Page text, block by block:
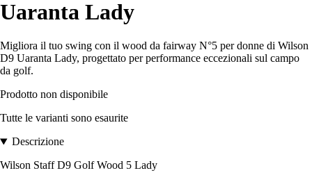
Uaranta Lady
Migliora il tuo swing con il wood da fairway N°5 per donne di Wilson
D9 Uaranta Lady, progettato per performance eccezionali sul campo
da golf.
Prodotto non disponibile
Tutte le varianti sono esaurite
Descrizione
Wilson Staff D9 Golf Wood 5 Lady